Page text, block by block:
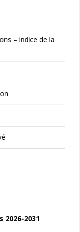
– indice de la
2031